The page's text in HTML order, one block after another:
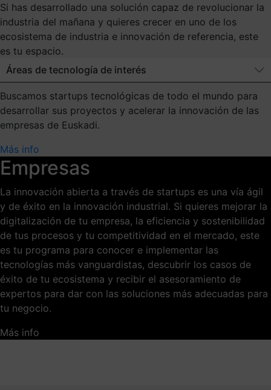
Si has desarrollado una solución capaz de revolucionar la
industria del mañana y quieres crecer en uno de los
ecosistema de industria e innovación de referencia, este
es tu espacio.
Áreas de tecnología de interés
Buscamos startups tecnológicas de todo el mundo para
desarrollar sus proyectos y acelerar la innovación de las
empresas de Euskadi.
Más info
Empresas
La innovación abierta a través de startups es una vía ágil
y de éxito en la innovación industrial. Si quieres mejorar la
digitalización de tu empresa, la eficiencia y sostenibilidad
de tus procesos y tu competitividad en el mercado, este
es tu programa para conocer e implementar las
tecnologías más vanguardistas, descubrir los casos de
éxito de tu ecosistema y recibir el asesoramiento de
expertos para dar con las soluciones más adecuadas para
tu negocio.
Más info